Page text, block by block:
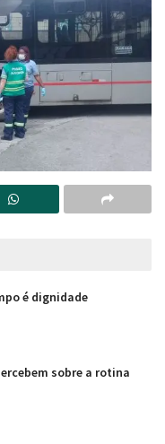
é dignidade
sobre a rotina